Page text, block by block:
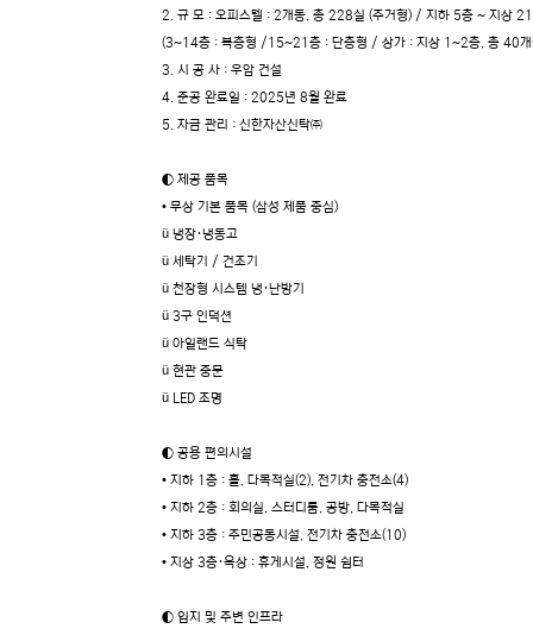
2. 규 모 : 오피스텔 : 2개동, 총 228실 (주거형) / 지하 5층 ~ 지상
(3~14층 : 복층형 /15~21층 : 단층형 / 상가 : 지상 1~2층, 총 40개
3. 시 공 사 : 우암 건설
4. 준공 완료일 : 2025년 8월 완료
5. 자금 관리 : 신한자산신탁㈜
◐ 제공 품목
• 무상 기본 품목 (삼성 제품 중심)
ü 냉장·냉동고
ü 세탁기 / 건조기
ü 천장형 시스템 냉·난방기
ü 3구 인덕션
ü 아일랜드 식탁
ü 현관 중문
ü LED 조명
◐ 공용 편의시설
• 지하 1층 : 홀, 다목적실(2), 전기차 충전소(4)
• 지하 2층 : 회의실, 스터디룸, 공방, 다목적실
• 지하 3층 : 주민공동시설, 전기차 충전소(10)
• 지상 3층·옥상 : 휴게시설, 정원 쉼터
◐ 입지 및 주변 인프라